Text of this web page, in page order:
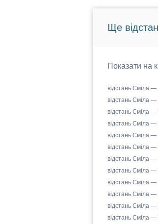
Ще
Показати на
відстань Сміла —
відстань Сміла —
відстань Сміла
відстань Сміла —
відстань Сміла —
відстань Сміла
відстань Сміла —
відстань Сміла —
відстань Сміла —
відстань Сміла —
відстань Сміла —
відстань Сміла